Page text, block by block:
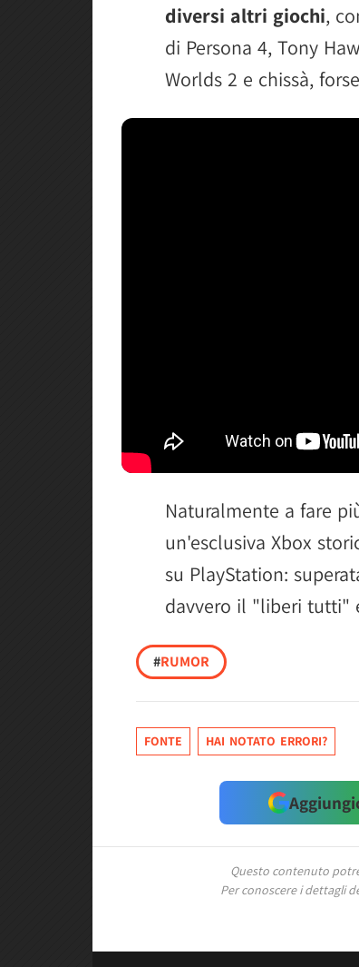
diversi altri giochi,
di Persona 4, Tony
Worlds 2 e chissà,
Naturalmente a fare
un'esclusiva Xbox
su PlayStation:
davvero il "liberi tutti"
#RUMOR
FONTE HAI NOTATO ERRORI?
Questo contenuto
Per conoscere i dettagli